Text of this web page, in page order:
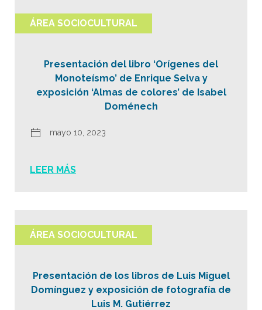
ÁREA SOCIOCULTURAL
Presentación del libro ‘Orígenes del
Monoteísmo’ de Enrique Selva y
exposición ‘Almas de colores’ de Isabel
Doménech
mayo 10, 2023
LEER MÁS
ÁREA SOCIOCULTURAL
Presentación de los libros de Luis Miguel
Domínguez y exposición de fotografía de
Luis M. Gutiérrez